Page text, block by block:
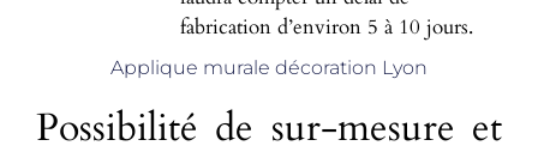
fabrication d’environ 5 à 10 jours.
Applique murale décoration Lyon
Possibilité de sur-mesure et